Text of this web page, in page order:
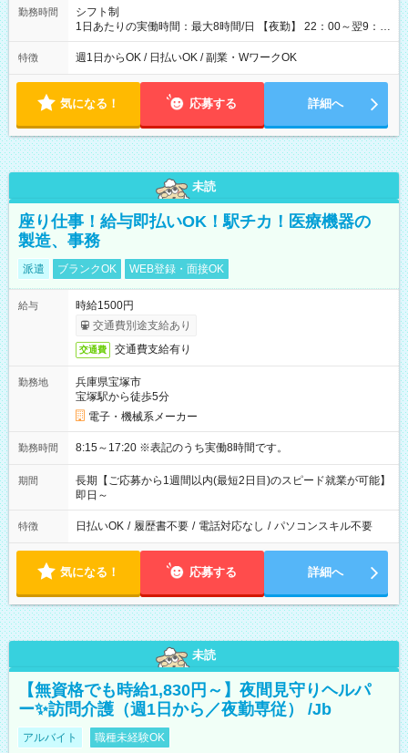
勤務時間
シフト制
1日あたりの実働時間：最大8時間/日 【夜勤】 22：00～翌9：
00 ※週1日～OK ／ 夜勤専従 ＊＊ 勤務時間例 ＊＊ ■22時か
ら翌7時 ■23時から翌8時 ■24時から翌9時 など ※上記の時間
ます。 ※曜日固定（毎週同じ曜日での勤務となります）
特徴 週1日からOK / 日払いOK / 副業・WワークOK
気になる！ 応募する 詳細へ
未読
座り仕事！給与即払いOK！駅チカ！医療機器の
製造、事務
派遣 ブランクOK WEB登録・面接OK
給与
時給1500円
交通費別途支給あり
交通費 交通費支給有り
勤務地
兵庫県宝塚市
宝塚駅から徒歩5分
電子・機械系メーカー
勤務時間 8:15～17:20 ※表記のうち実働8時間です。
期間
長期【ご応募から1週間以内(最短2日目)のスピード就業が可能】
即日～
特徴 日払いOK / 履歴書不要 / 電話対応なし / パソコンスキル不要
気になる！ 応募する 詳細へ
未読
【無資格でも時給1,830円～】夜間見守りヘルパ
ー✨訪問介護（週1日から／夜勤専従） /Jb
アルバイト 職種未経験OK